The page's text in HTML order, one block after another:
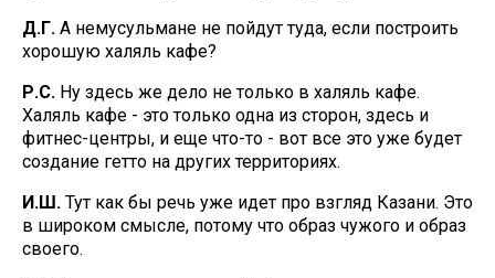
Д.Г. А немусульмане не пойдут туда, если построить
хорошую халяль кафе?
Р.С. Ну здесь же дело не только в халяль кафе.
Халяль кафе - это только одна из сторон, здесь и
фитнес-центры, и еще что-то - вот все это уже будет
создание гетто на других территориях.
И.Ш. Тут как бы речь уже идет про взгляд Казани. Это
в широком смысле, потому что образ чужого и образ
своего.